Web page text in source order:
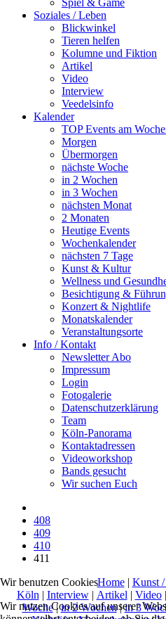
Spiel & Game
Soziales / Leben
Blickwinkel
Tieren helfen
Kolumne und Fiktion
Artikel
Video
Interview
Veedelsinfo
Kalender
TOP Events am
Morgen
Übermorgen
nächste Woche
in 2 Wochen
in 3 Wochen
nächsten Monat
2 Monaten
Heutige Events
Wochenkalender
nächsten 7 Tage
Kunst & Kultur
Wellness und
Besichtigung &
Konzert & Nightlife
Monatskalender
Veranstaltungsorte
Info / Kontakt
Newsletter Abo
Impressum
Login
Fotogalerie
Datenschutzerklärung
Team
Köln-Panorama
Kontaktadressen
Videoworkshop
Bands gesucht
Wir suchen Euch
408
409
410
411
Home| Kunst
Köln | Interview| Artikel | Video|
Woche|in 2 Wochen|in 3
Wir benutzen Cookies
Wir nutzen Cookies auf unserer